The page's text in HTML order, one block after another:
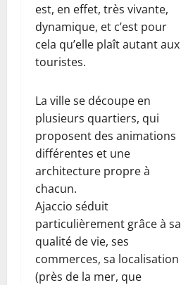
est, en effet, très vivante,
dynamique, et c’est pour
cela qu’elle plaît autant aux
touristes.
La ville se découpe en
plusieurs quartiers, qui
proposent des animations
différentes et une
architecture propre à
chacun.
Ajaccio séduit
particulièrement grâce à sa
qualité de vie, ses
commerces, sa localisation
(près de la mer, que